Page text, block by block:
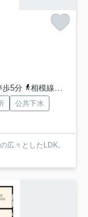
歩5分
相模線「茅ケ崎」駅 バス7分 「菱沼」 停歩5分
公共下水
広々としたLDK。